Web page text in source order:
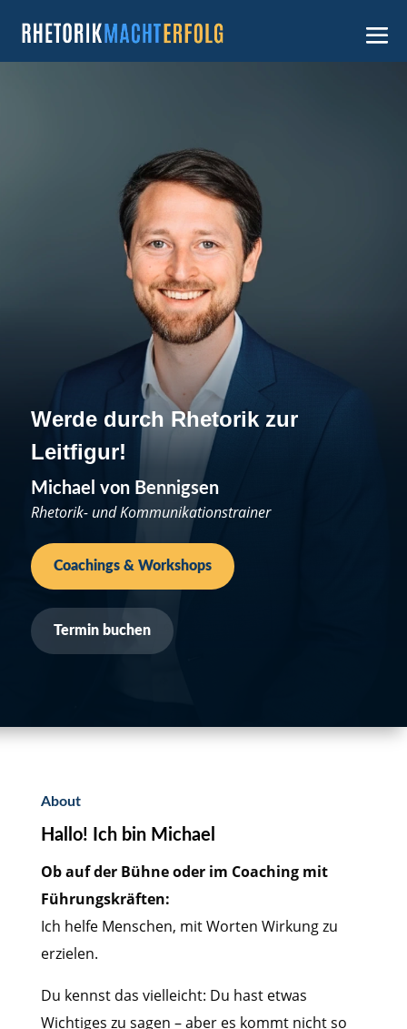
Werde durch Rhetorik zur
Leitfigur!
Michael von Bennigsen
Rhetorik- und Kommunikationstrainer
Coachings & Workshops
Termin buchen
About
Hallo! Ich bin Michael
Ob auf der Bühne oder im Coaching mit
Führungskräften:
Ich helfe Menschen, mit Worten Wirkung zu
erzielen.
Du kennst das vielleicht: Du hast etwas
Wichtiges zu sagen – aber es kommt nicht so